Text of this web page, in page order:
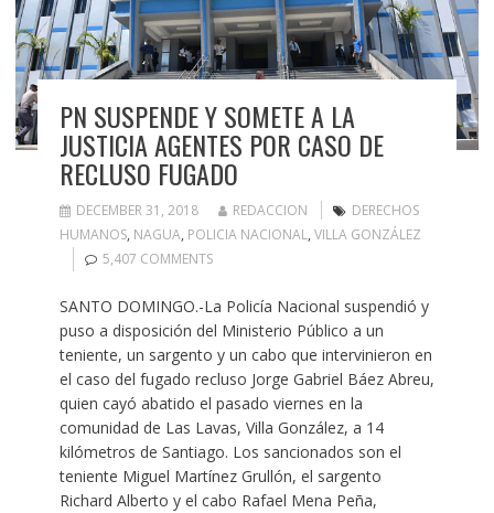
PN SUSPENDE Y SOMETE A LA
JUSTICIA AGENTES POR CASO DE
RECLUSO FUGADO
DECEMBER 31, 2018 REDACCION
DERECHOS
HUMANOS, NAGUA, POLICIA NACIONAL, VILLA GONZÁLEZ
5,407 COMMENTS
SANTO DOMINGO.-La Policía Nacional suspendió y
puso a disposición del Ministerio Público a un
teniente, un sargento y un cabo que intervinieron en
el caso del fugado recluso Jorge Gabriel Báez Abreu,
quien cayó abatido el pasado viernes en la
comunidad de Las Lavas, Villa González, a 14
kilómetros de Santiago. Los sancionados son el
teniente Miguel Martínez Grullón, el sargento
Richard Alberto y el cabo Rafael Mena Peña,